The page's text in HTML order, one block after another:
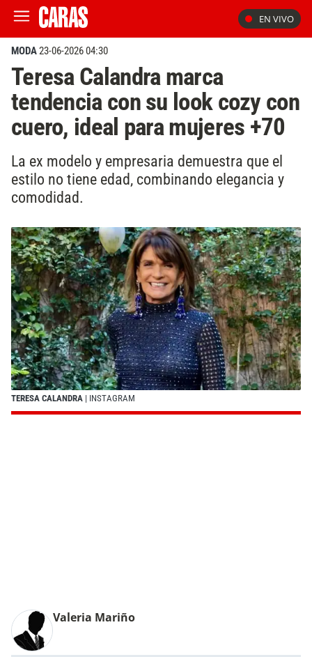
EN VIVO
MODA23-06-2026 04:30
Teresa Calandra marca
tendencia con su look cozy con
cuero, ideal para mujeres +70
La ex modelo y empresaria demuestra que el
estilo no tiene edad, combinando elegancia y
comodidad.
TERESA CALANDRA | INSTAGRAM
Valeria Mariño